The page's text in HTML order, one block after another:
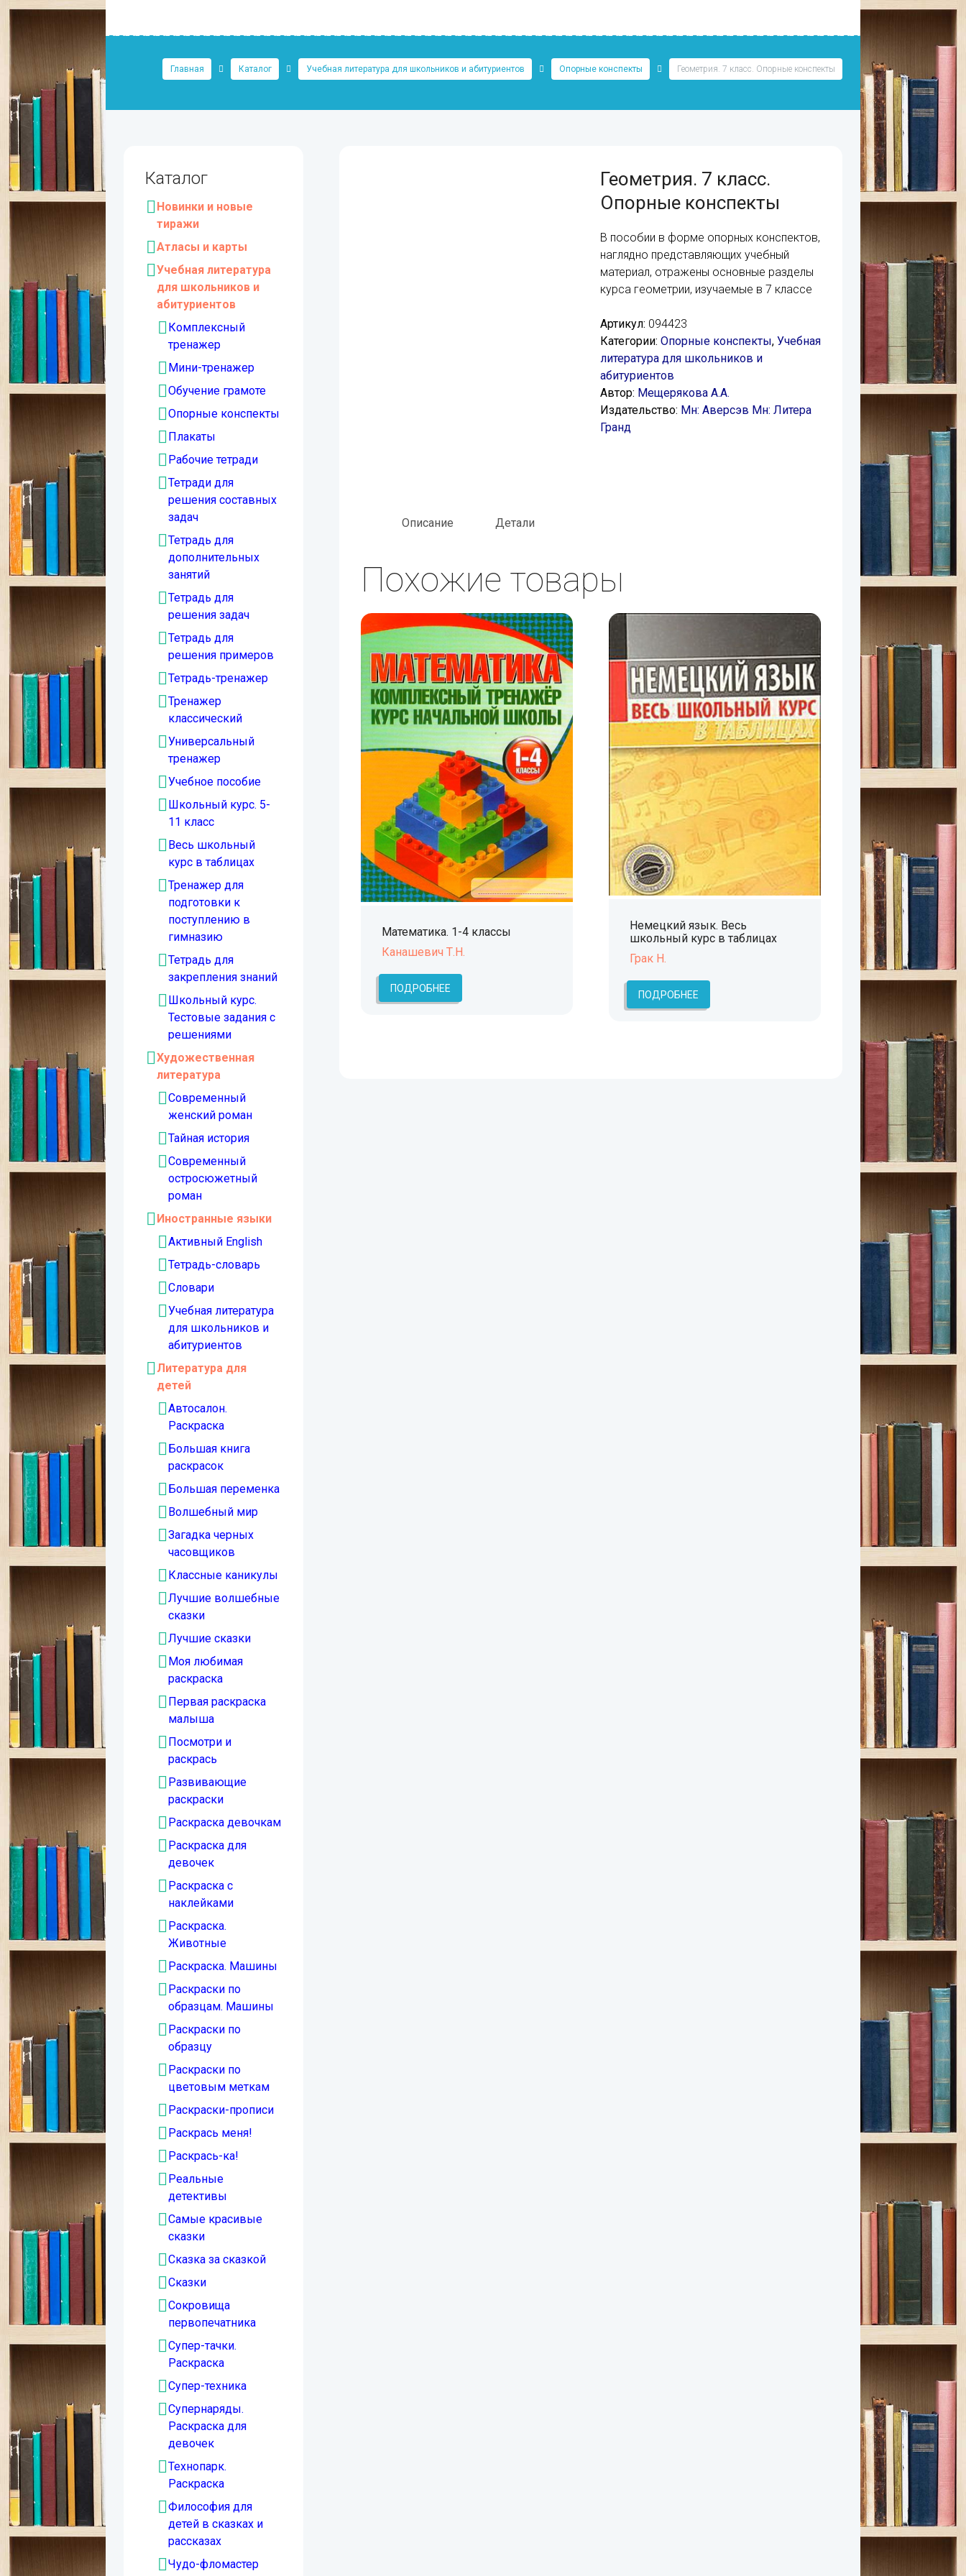
Главная Каталог Учебная литература для школьников и абитуриентов Опорные конспекты Геометрия. 7 класс. Опорные конспекты
Геометрия. 7 класс.
Опорные конспекты
В пособии в форме опорных конспектов,
наглядно представляющих учебный
материал, отражены основные разделы
курса геометрии, изучаемые в 7 классе
Артикул: 094423
Категории: Опорные конспекты, Учебная
литература для школьников и
абитуриентов
Автор: Мещерякова А.А.
Издательство: Мн: Аверсэв Мн: Литера
Гранд
Описание Детали
Похожие товары
Математика. 1-4 классы
Канашевич Т.Н.
ПОДРОБНЕЕ
Немецкий язык. Весь
школьный курс в таблицах
Грак Н.
ПОДРОБНЕЕ
Каталог
Новинки и новые
тиражи
Атласы и карты
Учебная литература
для школьников и
абитуриентов
Комплексный
тренажер
Мини-тренажер
Обучение грамоте
Опорные конспекты
Плакаты
Рабочие тетради
Тетради для
решения составных
задач
Тетрадь для
дополнительных
занятий
Тетрадь для
решения задач
Тетрадь для
решения примеров
Тетрадь-тренажер
Тренажер
классический
Универсальный
тренажер
Учебное пособие
Школьный курс. 5-
11 класс
Весь школьный
курс в таблицах
Тренажер для
подготовки к
поступлению в
гимназию
Тетрадь для
закрепления знаний
Школьный курс.
Тестовые задания с
решениями
Художественная
литература
Современный
женский роман
Тайная история
Современный
остросюжетный
роман
Иностранные языки
Активный English
Тетрадь-словарь
Словари
Учебная литература
для школьников и
абитуриентов
Литература для
детей
Автосалон.
Раскраска
Большая книга
раскрасок
Большая переменка
Волшебный мир
Загадка черных
часовщиков
Классные каникулы
Лучшие волшебные
сказки
Лучшие сказки
Моя любимая
раскраска
Первая раскраска
малыша
Посмотри и
раскрась
Развивающие
раскраски
Раскраска девочкам
Раскраска для
девочек
Раскраска с
наклейками
Раскраска.
Животные
Раскраска. Машины
Раскраски по
образцам. Машины
Раскраски по
образцу
Раскраски по
цветовым меткам
Раскраски-прописи
Раскрась меня!
Раскрась-ка!
Реальные
детективы
Самые красивые
сказки
Сказка за сказкой
Сказки
Сокровища
первопечатника
Супер-тачки.
Раскраска
Супер-техника
Супернаряды.
Раскраска для
девочек
Технопарк.
Раскраска
Философия для
детей в сказках и
рассказах
Чудо-фломастер